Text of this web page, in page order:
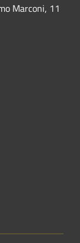
Marconi, 11